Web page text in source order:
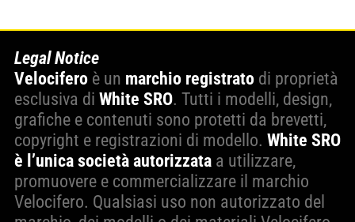
Legal Notice
Velocifero è un marchio registrato di proprietà
esclusiva di White SRO. Tutti i modelli, design,
grafiche e contenuti sono protetti da brevetti,
copyright e registrazioni di modello. White SRO
è l’unica società autorizzataa utilizzare,
promuovere e commercializzare il marchio
Velocifero. Qualsiasi uso non autorizzato del